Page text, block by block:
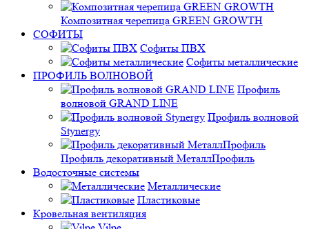
Композитная черепица GREEN GROWTH
СОФИТЫ
Софиты ПВХ
Софиты металлические
ПРОФИЛЬ ВОЛНОВОЙ
Профиль
волновой GRAND LINE
Профиль волновой
Stynergy
Профиль декоративный МеталлПрофиль
Водосточные системы
Металлические
Пластиковые
Кровельная вентиляция